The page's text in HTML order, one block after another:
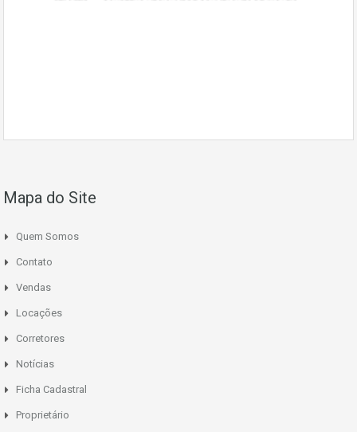
Mapa do Site
Quem Somos
Contato
Vendas
Locações
Corretores
Notícias
Ficha Cadastral
Proprietário